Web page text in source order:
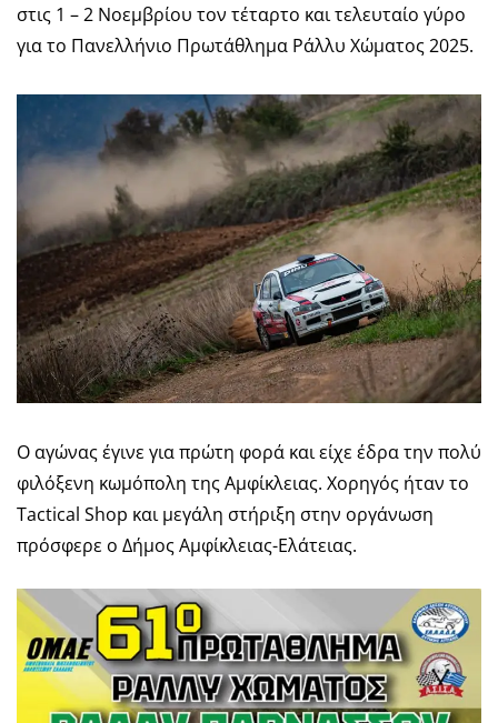
στις 1 – 2 Νοεμβρίου τον τέταρτο και τελευταίο γύρο
για το Πανελλήνιο Πρωτάθλημα Ράλλυ Χώματος 2025.
Ο αγώνας έγινε για πρώτη φορά και είχε έδρα την πολύ
φιλόξενη κωμόπολη της Αμφίκλειας. Χορηγός ήταν το
Tactical Shop και μεγάλη στήριξη στην οργάνωση
πρόσφερε ο Δήμος Αμφίκλειας-Ελάτειας.